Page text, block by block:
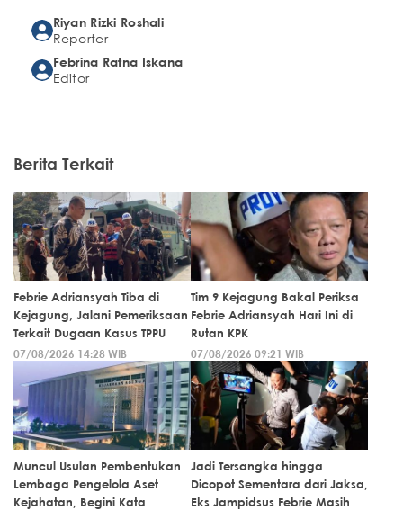
Riyan Rizki Roshali
Reporter
Febrina Ratna Iskana
Editor
Berita Terkait
Febrie Adriansyah Tiba di
Kejagung, Jalani Pemeriksaan
Terkait Dugaan Kasus TPPU
07/08/2026 14:28 WIB
Tim 9 Kejagung Bakal Periksa
Febrie Adriansyah Hari Ini di
Rutan KPK
07/08/2026 09:21 WIB
Muncul Usulan Pembentukan
Lembaga Pengelola Aset
Kejahatan, Begini Kata
Jadi Tersangka hingga
Dicopot Sementara dari Jaksa,
Eks Jampidsus Febrie Masih